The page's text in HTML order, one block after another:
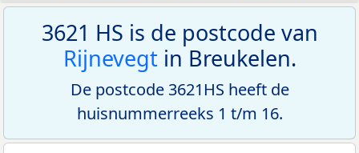
3621 HS is de postcode van
Rijnevegtin Breukelen.
De postcode 3621HS heeft de
huisnummerreeks 1 t/m 16.